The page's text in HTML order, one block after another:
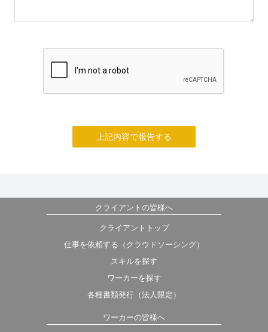
上記内容で報告する
クライアントの皆様へ
クライアントトップ
仕事を依頼する（クラウドソーシング）
スキルを探す
ワーカーを探す
各種書類発行（法人限定）
ワーカーの皆様へ